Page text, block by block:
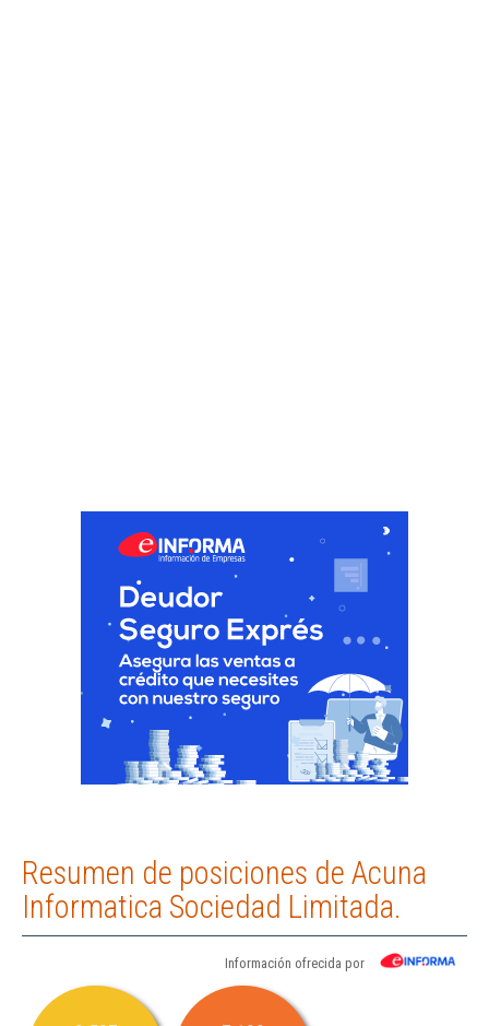
Resumen de posiciones de Acuna
Informatica Sociedad Limitada.
Información ofrecida por